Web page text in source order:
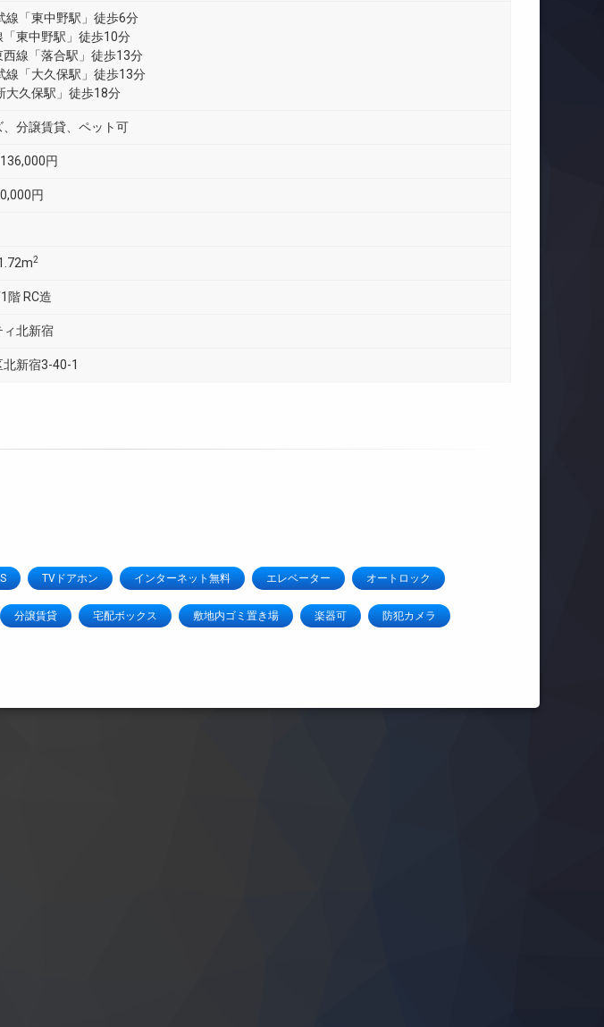
線「東中野駅」徒歩6分
東中野駅」徒歩10分
線「落合駅」徒歩13分
線「大久保駅」徒歩13分
大久保駅」徒歩18分
分譲賃貸、ペット可
円
円
2
階 RC造
ィ北新宿
新宿3-40-1
TVドアホン インターネット無料 エレベーター オートロック
分譲賃貸 宅配ボックス 敷地内ゴミ置き場 楽器可 防犯カメラ